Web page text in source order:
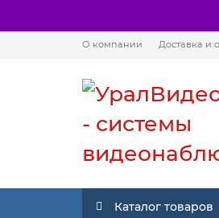
О компании Доставка и
Каталог товаров